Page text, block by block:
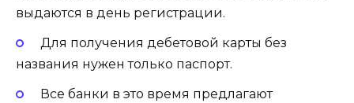
выдаются в день регистрации.
Для получения дебетовой карты без
названия нужен только паспорт.
Все банки в это время предлагают